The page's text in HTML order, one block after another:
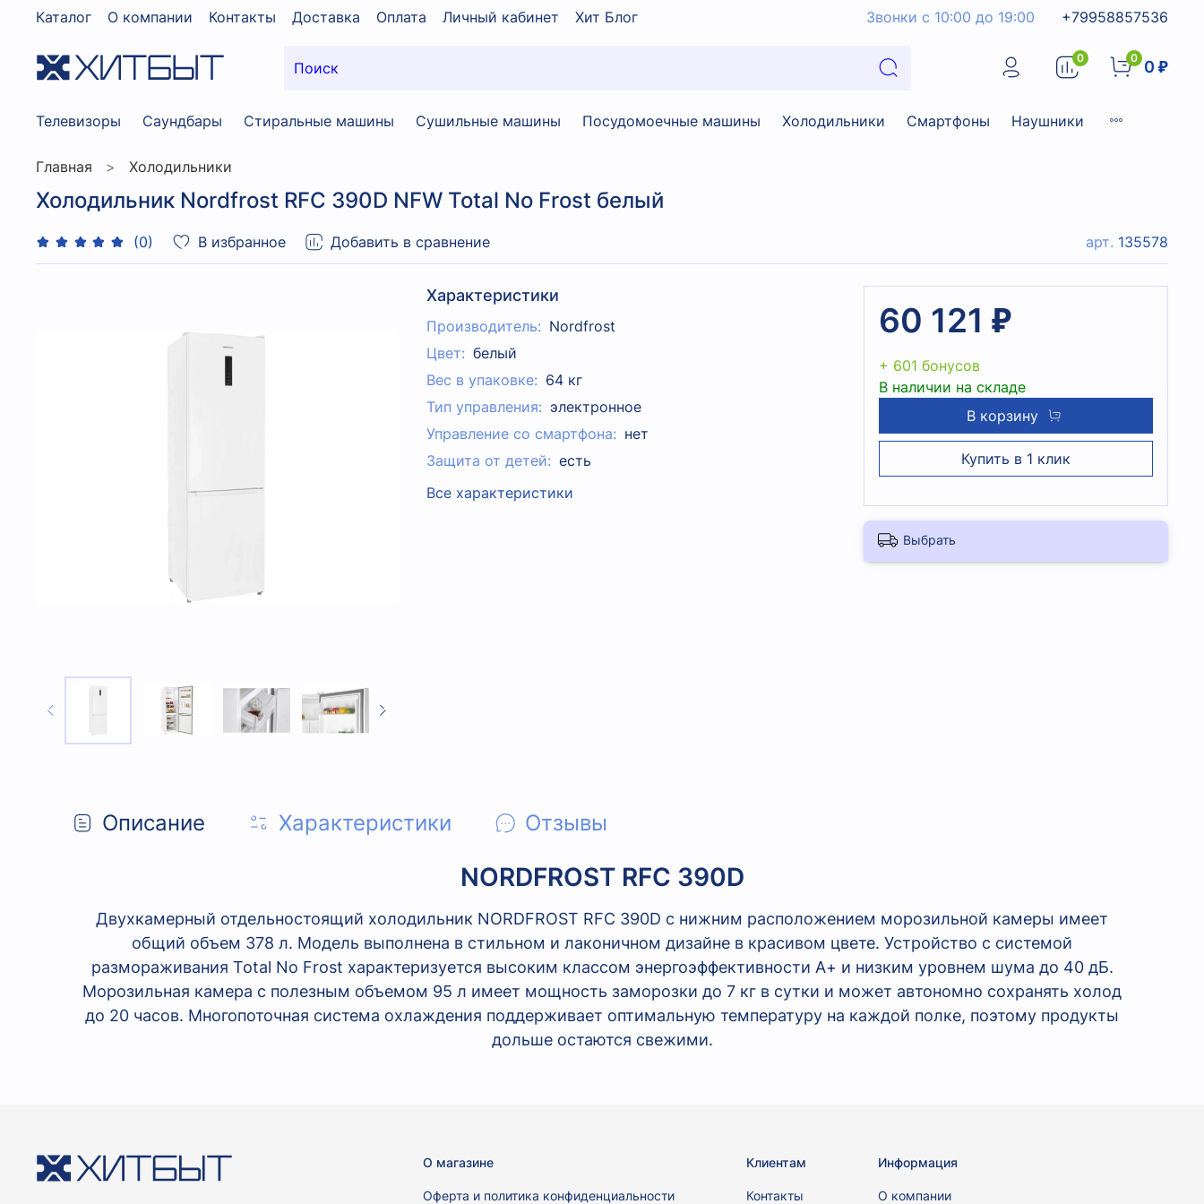
Каталог О компании Контакты Доставка Оплата Личный кабинет Хит Блог Звонки с 10:00 до 19:00 +79958857536
0 0 0 ₽
Телевизоры Саундбары Стиральные машины Сушильные машины Посудомоечные машины Холодильники Смартфоны Наушники
Главная Холодильники
Холодильник Nordfrost RFC 390D NFW Total No Frost белый
(0) В избранное Добавить в сравнение арт. 135578
Характеристики
Производитель: Nordfrost
Цвет: белый
Вес в упаковке: 64 кг
Тип управления: электронное
Управление со смартфона: нет
Защита от детей: есть
Все характеристики
60 121 ₽
+ 601 бонусов
В наличии на складе
В корзину
Купить в 1 клик
Выбрать
Описание Характеристики Отзывы
NORDFROST RFC 390D
Двухкамерный отдельностоящий холодильник NORDFROST RFC 390D с нижним расположением морозильной камеры имеет
общий объем 378 л. Модель выполнена в стильном и лаконичном дизайне в красивом цвете. Устройство с системой
размораживания Total No Frost характеризуется высоким классом энергоэффективности А+ и низким уровнем шума до 40 дБ.
Морозильная камера с полезным объемом 95 л имеет мощность заморозки до 7 кг в сутки и может автономно сохранять холод
до 20 часов. Многопоточная система охлаждения поддерживает оптимальную температуру на каждой полке, поэтому продукты
дольше остаются свежими.
О магазине
Оферта и политика конфиденциальности
Клиентам
Контакты
Информация
О компании